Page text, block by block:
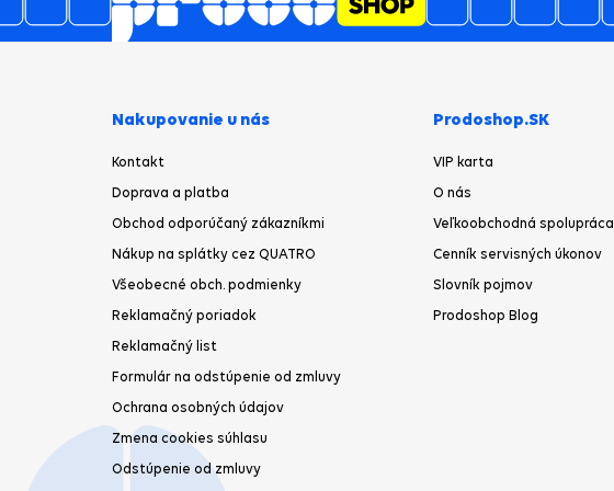
Nakupovanie u nás
Kontakt
Doprava a platba
Obchod odporúčaný zákazníkmi
Nákup na splátky cez QUATRO
Všeobecné obch. podmienky
Reklamačný poriadok
Reklamačný list
Formulár na odstúpenie od zmluvy
Ochrana osobných údajov
Zmena cookies súhlasu
Odstúpenie od zmluvy
Prodoshop.SK
VIP karta
O nás
Veľkoobchodná spolupráca
Cenník servisných úkonov
Slovník pojmov
Prodoshop Blog